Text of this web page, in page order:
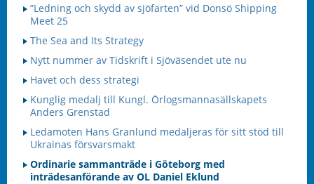
”Ledning och skydd av sjöfarten” vid Donsö Shipping
Meet 25
The Sea and Its Strategy
Nytt nummer av Tidskrift i Sjöväsendet ute nu
Havet och dess strategi
Kunglig medalj till Kungl. Örlogsmannasällskapets
Anders Grenstad
Ledamoten Hans Granlund medaljeras för sitt stöd till
Ukrainas försvarsmakt
Ordinarie sammanträde i Göteborg med
inträdesanförande av OL Daniel Eklund